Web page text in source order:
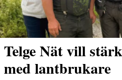
Telge Nät vill
med lantbrukare